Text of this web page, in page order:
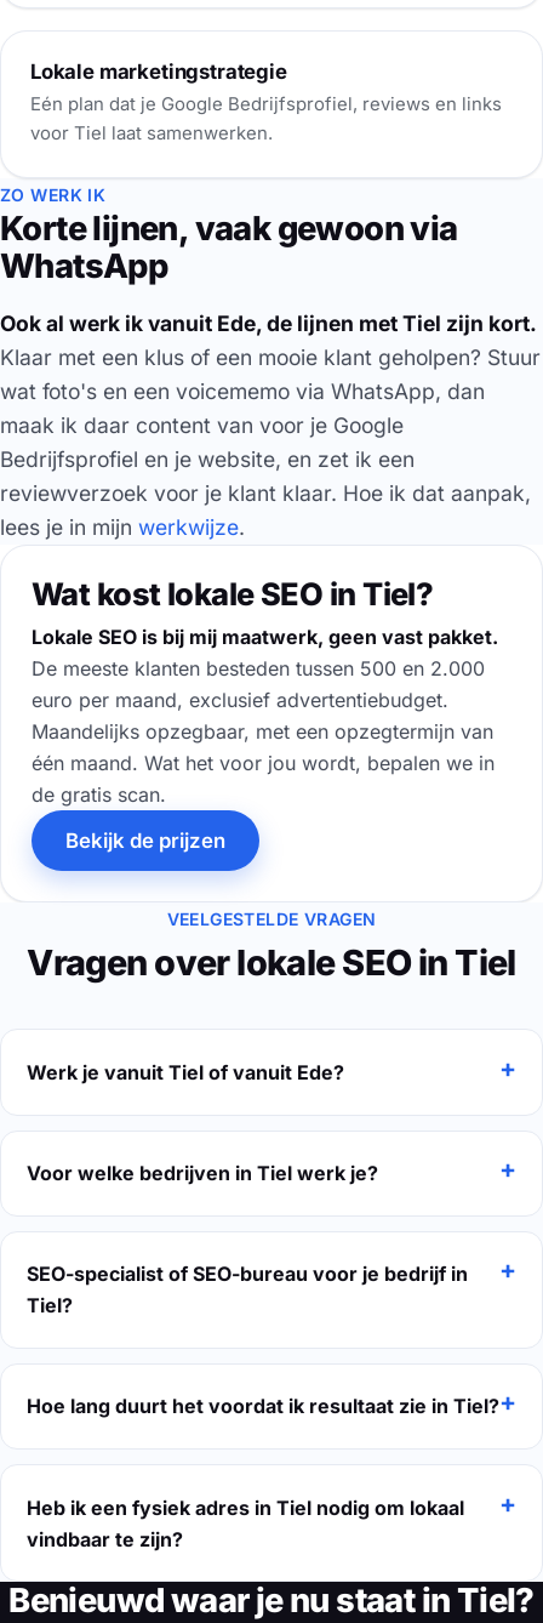
Lokale marketingstrategie
Eén plan dat je Google Bedrijfsprofiel, reviews en links
voor Tiel laat samenwerken.
ZO WERK IK
Korte lijnen, vaak gewoon via
WhatsApp
Ook al werk ik vanuit Ede, de lijnen met Tiel zijn kort.
Klaar met een klus of een mooie klant geholpen? Stuur
wat foto's en een voicememo via WhatsApp, dan
maak ik daar content van voor je Google
Bedrijfsprofiel en je website, en zet ik een
reviewverzoek voor je klant klaar. Hoe ik dat aanpak,
lees je in mijn werkwijze.
Wat kost lokale SEO in Tiel?
Lokale SEO is bij mij maatwerk, geen vast pakket.
De meeste klanten besteden tussen 500 en 2.000
euro per maand, exclusief advertentiebudget.
Maandelijks opzegbaar, met een opzegtermijn van
één maand. Wat het voor jou wordt, bepalen we in
de gratis scan.
Bekijk de prijzen
VEELGESTELDE VRAGEN
Vragen over lokale SEO in Tiel
Werk je vanuit Tiel of vanuit Ede?
Voor welke bedrijven in Tiel werk je?
SEO-specialist of SEO-bureau voor je bedrijf in
Tiel?
Hoe lang duurt het voordat ik resultaat zie in Tiel?
Heb ik een fysiek adres in Tiel nodig om lokaal
vindbaar te zijn?
Benieuwd waar je nu staat in Tiel?